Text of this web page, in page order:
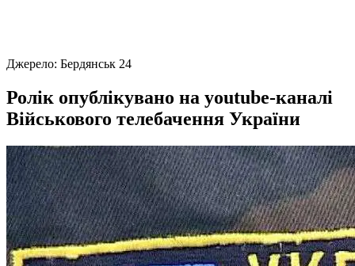
Джерело: Бердянськ 24
Ролік опублікувано на youtube-каналі
Військового телебачення України